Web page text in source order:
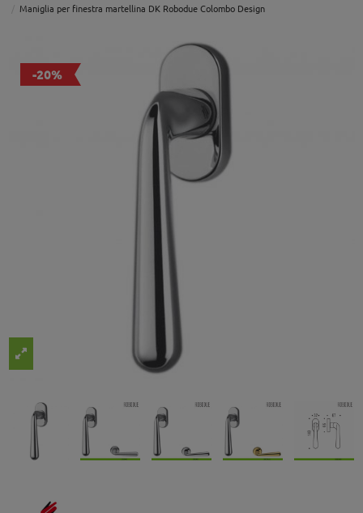
Maniglia per finestra martellina DK Robodue Colombo Design
-20%